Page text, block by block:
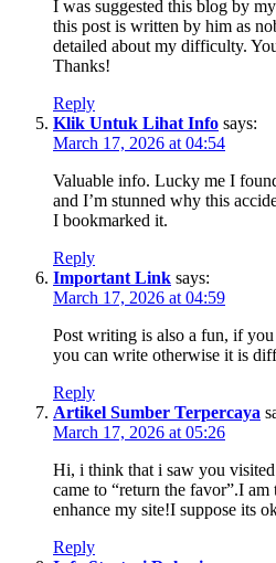
I was suggested this blog by
this post is written by him as
detailed about my difficulty.
Thanks!
Reply
Klik Untuk Lihat Info says:
March 17, 2026 at 04:54
Valuable info. Lucky me I
and I’m stunned why this
I bookmarked it.
Reply
Important Link says:
March 17, 2026 at 04:59
Post writing is also a fun, if
you can write otherwise it is
Reply
Artikel Sumber Terpercaya
March 17, 2026 at 05:26
Hi, i think that i saw you
came to “return the favor”.I
enhance my site!I suppose its
Reply